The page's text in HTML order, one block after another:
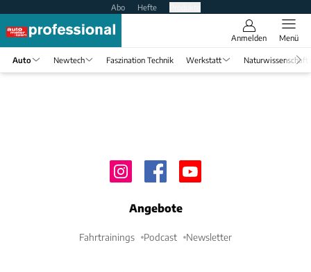
Abo Hefte
Anmelden Menü
Auto Newtech Faszination Technik Werkstatt Naturwissenschaft
Angebote
Fahrtrainings Podcast Newsletter